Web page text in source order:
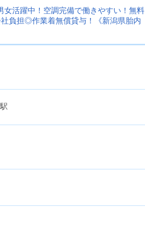
活躍中！空調完備で働きやすい！無料
負担◎作業着無償貸与！《新潟県胎内
社会保険完備 資格・経験不問